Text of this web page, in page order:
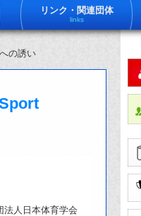
リンク・関連団体
links
の誘い
法人日本体育学会